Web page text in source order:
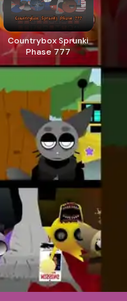
Countrybox Sprunki
Phase 777